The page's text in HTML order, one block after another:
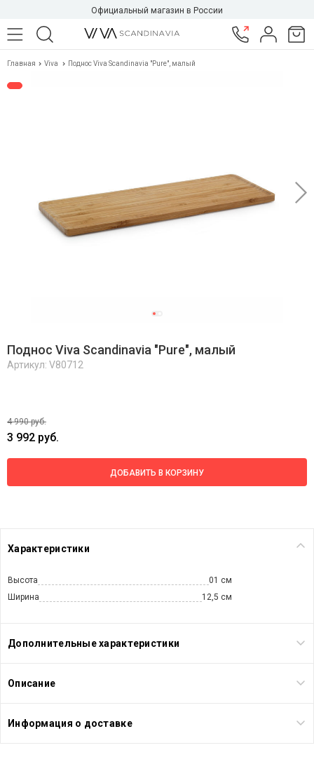
Официальный магазин в России
Главная Viva Поднос Viva Scandinavia "Pure", малый
Поднос Viva Scandinavia "Pure", малый
Артикул: V80712
4 990 руб.
3 992 руб.
ДОБАВИТЬ В КОРЗИНУ
Характеристики
Высота
01 см
Ширина
12,5 см
Дополнительные характеристики
Описание
Информация о доставке